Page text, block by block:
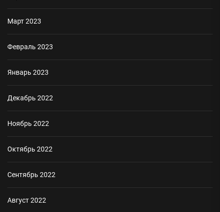
Март 2023
Февраль 2023
Январь 2023
Декабрь 2022
Ноябрь 2022
Октябрь 2022
Сентябрь 2022
Август 2022